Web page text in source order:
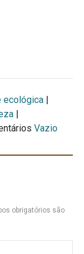
ecológica |
|
Vazio
obrigatórios são